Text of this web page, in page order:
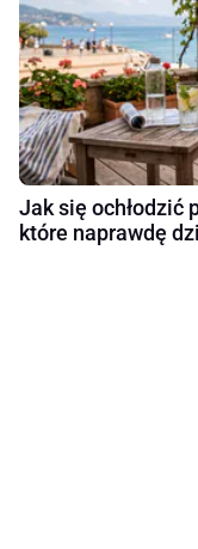
Jak się ochłodzić
które naprawdę